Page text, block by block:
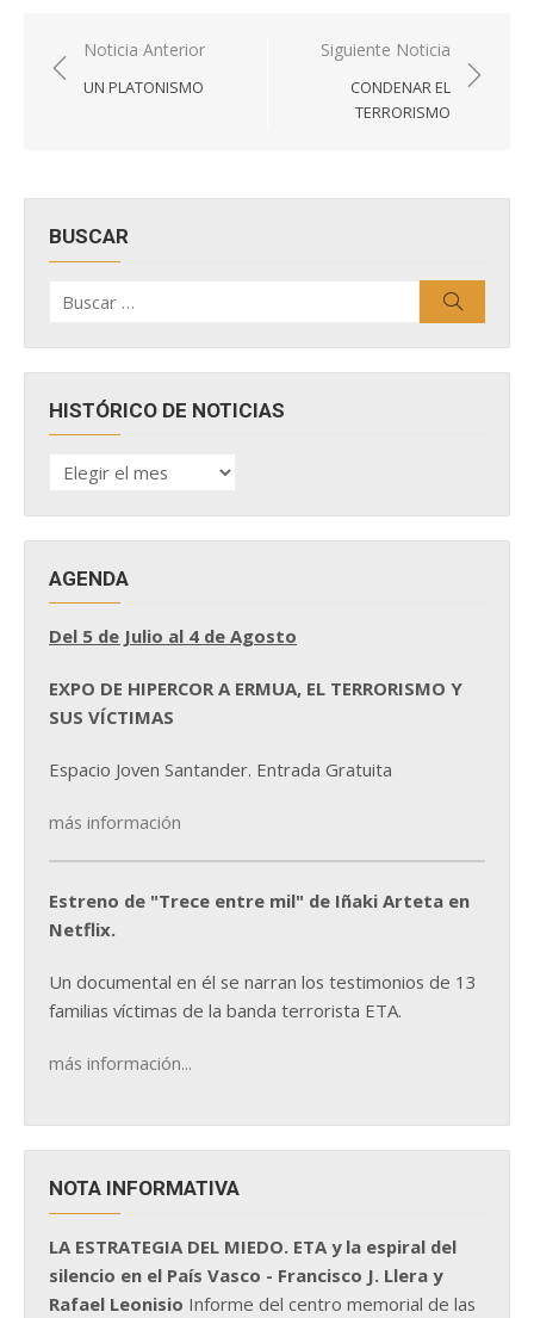
Navegación
de
Noticia Anterior
UN PLATONISMO
Siguiente Noticia
CONDENAR EL
TERRORISMO
BUSCAR
por:
HISTÓRICO DE NOTICIAS
HISTÓRICO
DE
AGENDA
Del 5 de Julio al 4 de Agosto
EXPO DE HIPERCOR A ERMUA, EL TERRORISMO Y
SUS VÍCTIMAS
Espacio Joven Santander. Entrada Gratuita
más información
Estreno de "Trece entre mil" de Iñaki Arteta en
Netflix.
Un documental en él se narran los testimonios de 13
familias víctimas de la banda terrorista ETA.
más información...
NOTA INFORMATIVA
LA ESTRATEGIA DEL MIEDO. ETA y la espiral del
silencio en el País Vasco - Francisco J. Llera y
Rafael Leonisio Informe del centro memorial de las